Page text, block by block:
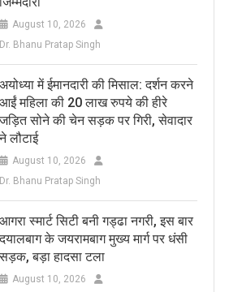
August 10, 2026
Dr. Bhanu Pratap Singh
अयोध्या में ईमानदारी की मिसाल: दर्शन करने
आईं महिला की 20 लाख रुपये की हीरे
सोने की चेन सड़क पर गिरी, सेवादार
लौटाई
August 10, 2026
Dr. Bhanu Pratap Singh
आगरा स्मार्ट सिटी बनी गड्ढा नगरी, इस बार
के जयरामबाग मुख्य मार्ग पर धंसी
बड़ा हादसा टला
August 10, 2026